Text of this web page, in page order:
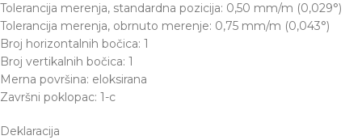
Tolerancija merenja, standardna pozicija: 0,50 mm/m (0,029°)
Tolerancija merenja, obrnuto merenje: 0,75 mm/m (0,043°)
Broj horizontalnih bočica: 1
Broj vertikalnih bočica: 1
Merna površina: eloksirana
Završni poklopac: 1-c
Deklaracija